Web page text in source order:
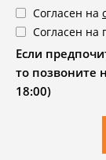
Согласен на
Согласен
Если
то позвоните
18:00)